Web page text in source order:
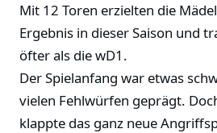
Mit 12 Toren erzielten die
Ergebnis in dieser Saison und
öfter als die wD1.
Der Spielanfang war etwas
vielen Fehlwürfen geprägt.
klappte das ganz neue